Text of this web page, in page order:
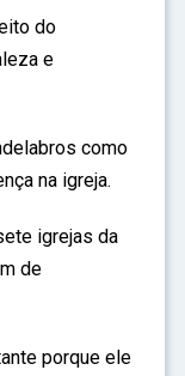
do
e
como
na igreja.
igrejas da
de
porque ele